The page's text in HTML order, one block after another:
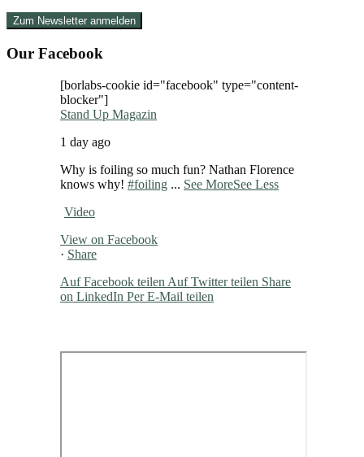
Our Facebook
[borlabs-cookie id="facebook" type="content-
blocker"]
Stand Up Magazin
1 day ago
Why is foiling so much fun? Nathan Florence
knows why! #foiling ... See MoreSee Less
Video
View on Facebook
· Share
Auf Facebook teilen Auf Twitter teilen Share
on LinkedIn Per E-Mail teilen